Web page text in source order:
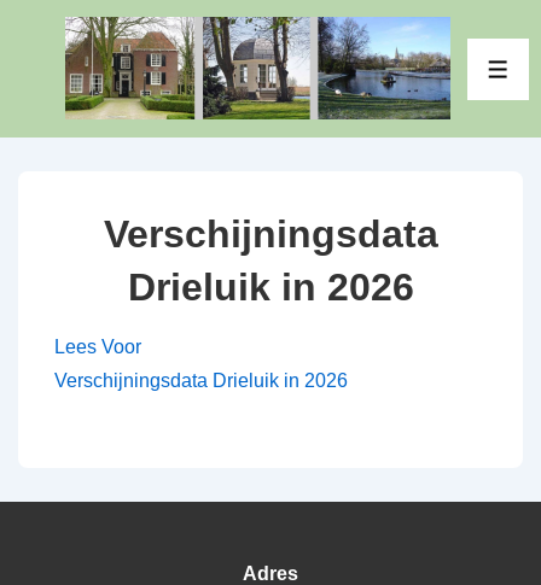
Doorgaan
hoofdinhoud
Verschijningsdata
Drieluik in 2026
Lees Voor
Verschijningsdata Drieluik in 2026
Adres